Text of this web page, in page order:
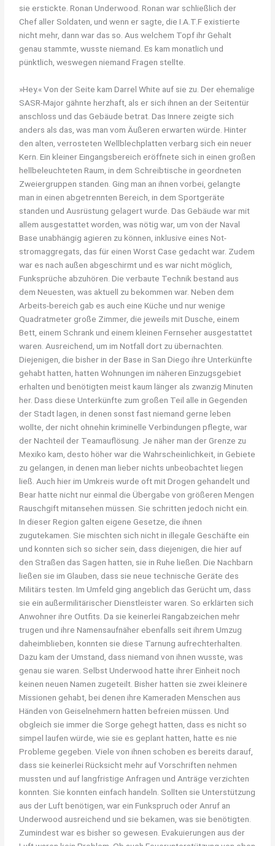
sie erstickte. Ronan Underwood. Ronan war schließlich der
Chef aller Soldaten, und wenn er sagte, die I.A.T.F existierte
nicht mehr, dann war das so. Aus welchem Topf ihr Gehalt
genau stammte, wusste niemand. Es kam monatlich und
pünktlich, weswegen niemand Fragen stellte.
»Hey.« Von der Seite kam Darrel White auf sie zu. Der ehemalige
SASR-Major gähnte herzhaft, als er sich ihnen an der Seitentür
anschloss und das Gebäude betrat. Das Innere zeigte sich
anders als das, was man vom Äußeren erwarten würde. Hinter
den alten, verrosteten Wellblechplatten verbarg sich ein neuer
Kern. Ein kleiner Eingangsbereich eröffnete sich in einen großen
hellbeleuchteten Raum, in dem Schreibtische in geordneten
Zweiergruppen standen. Ging man an ihnen vorbei, gelangte
man in einen abgetrennten Bereich, in dem Sportgeräte
standen und Ausrüstung gelagert wurde. Das Gebäude war mit
allem ausgestattet worden, was nötig war, um von der Naval
Base unabhängig agieren zu können, inklusive eines Not-
stromaggregats, das für einen Worst Case gedacht war. Zudem
war es nach außen abgeschirmt und es war nicht möglich,
Funksprüche abzuhören. Die verbaute Technik bestand aus
dem Neuesten, was aktuell zu bekommen war. Neben dem
Arbeits-bereich gab es auch eine Küche und nur wenige
Quadratmeter große Zimmer, die jeweils mit Dusche, einem
Bett, einem Schrank und einem kleinen Fernseher ausgestattet
waren. Ausreichend, um im Notfall dort zu übernachten.
Diejenigen, die bisher in der Base in San Diego ihre Unterkünfte
gehabt hatten, hatten Wohnungen im näheren Einzugsgebiet
erhalten und benötigten meist kaum länger als zwanzig Minuten
her. Dass diese Unterkünfte zum großen Teil alle in Gegenden
der Stadt lagen, in denen sonst fast niemand gerne leben
wollte, der nicht ohnehin kriminelle Verbindungen pflegte, war
der Nachteil der Teamauflösung. Je näher man der Grenze zu
Mexiko kam, desto höher war die Wahrscheinlichkeit, in Gebiete
zu gelangen, in denen man lieber nichts unbeobachtet liegen
ließ. Auch hier im Umkreis wurde oft mit Drogen gehandelt und
Bear hatte nicht nur einmal die Übergabe von größeren Mengen
Rauschgift mitansehen müssen. Sie schritten jedoch nicht ein.
In dieser Region galten eigene Gesetze, die ihnen
zugutekamen. Sie mischten sich nicht in illegale Geschäfte ein
und konnten sich so sicher sein, dass diejenigen, die hier auf
den Straßen das Sagen hatten, sie in Ruhe ließen. Die Nachbarn
ließen sie im Glauben, dass sie neue technische Geräte des
Militärs testen. Im Umfeld ging angeblich das Gerücht um, dass
sie ein außermilitärischer Dienstleister waren. So erklärten sich
Anwohner ihre Outfits. Da sie keinerlei Rangabzeichen mehr
trugen und ihre Namensaufnäher ebenfalls seit ihrem Umzug
daheimblieben, konnten sie diese Tarnung aufrechterhalten.
Dazu kam der Umstand, dass niemand von ihnen wusste, was
genau sie waren. Selbst Underwood hatte ihrer Einheit noch
keinen neuen Namen zugeteilt. Bisher hatten sie zwei kleinere
Missionen gehabt, bei denen ihre Kameraden Menschen aus
Händen von Geiselnehmern hatten befreien müssen. Und
obgleich sie immer die Sorge gehegt hatten, dass es nicht so
simpel laufen würde, wie sie es geplant hatten, hatte es nie
Probleme gegeben. Viele von ihnen schoben es bereits darauf,
dass sie keinerlei Rücksicht mehr auf Vorschriften nehmen
mussten und auf langfristige Anfragen und Anträge verzichten
konnten. Sie konnten einfach handeln. Sollten sie Unterstützung
aus der Luft benötigen, war ein Funkspruch oder Anruf an
Underwood ausreichend und sie bekamen, was sie benötigten.
Zumindest war es bisher so gewesen. Evakuierungen aus der